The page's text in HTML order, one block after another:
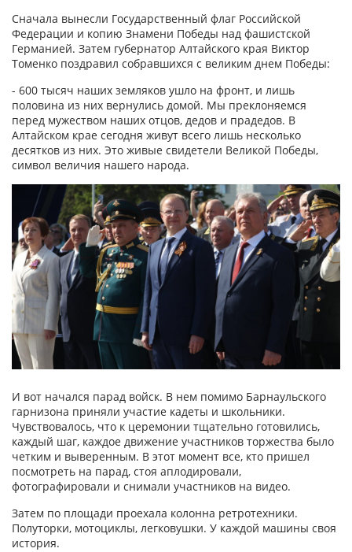
Сначала вынесли Государственный флаг Российской
Федерации и копию Знамени Победы над фашистской
Германией. Затем губернатор Алтайского края Виктор
Томенко поздравил собравшихся с великим днем Победы:
- 600 тысяч наших земляков ушло на фронт, и лишь
половина из них вернулись домой. Мы преклоняемся
перед мужеством наших отцов, дедов и прадедов. В
Алтайском крае сегодня живут всего лишь несколько
десятков из них. Это живые свидетели Великой Победы,
символ величия нашего народа.
И вот начался парад войск. В нем помимо Барнаульского
гарнизона приняли участие кадеты и школьники.
Чувствовалось, что к церемонии тщательно готовились,
каждый шаг, каждое движение участников торжества было
четким и выверенным. В этот момент все, кто пришел
посмотреть на парад, стоя аплодировали,
фотографировали и снимали участников на видео.
Затем по площади проехала колонна ретротехники.
Полуторки, мотоциклы, легковушки. У каждой машины своя
история.